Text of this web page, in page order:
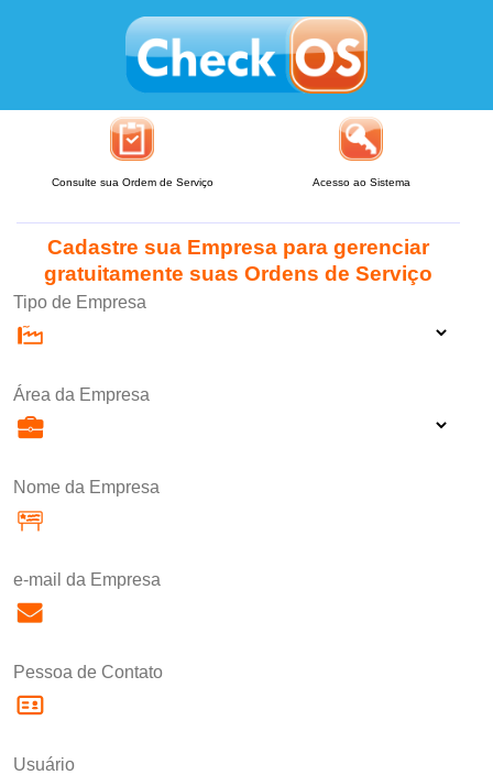
Consulte sua Ordem de Serviço Acesso ao Sistema
Cadastre sua Empresa para gerenciar
gratuitamente suas Ordens de Serviço
Tipo de Empresa
Área da Empresa
Nome da Empresa
e-mail da Empresa
Pessoa de Contato
Usuário